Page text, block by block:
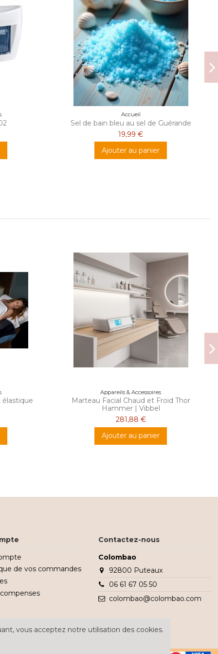
Accueil
Sel de bain bleu au sel de Guérande
19,99 €
Ajouter au panier
élastique
Appareils & Accessoires
Marteau Facial Chaud et Froid Thor
Hammer | Vibbel
281,88 €
Ajouter au panier
de vos commandes
Contactez-nous
Colombao
92800 Puteaux
06 61 67 05 50
colombao@colombao.com
vous acceptez notre utilisation des cookies.